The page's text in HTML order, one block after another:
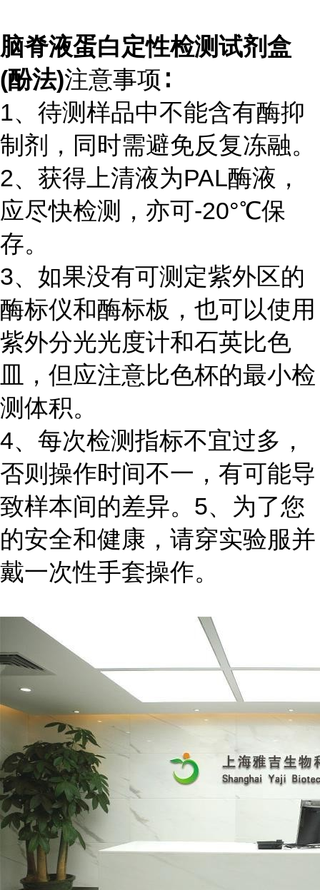
脑脊液蛋白定性检测试剂盒
(酚法)注意事项∶
1、待测样品中不能含有酶抑
制剂，同时需避免反复冻融。
2、获得上清液为PAL酶液，
应尽快检测，亦可-20°℃保
存。
3、如果没有可测定紫外区的
酶标仪和酶标板，也可以使用
紫外分光光度计和石英比色
皿，但应注意比色杯的最小检
测体积。
4、每次检测指标不宜过多，
否则操作时间不一，有可能导
致样本间的差异。5、为了您
的安全和健康，请穿实验服并
戴一次性手套操作。